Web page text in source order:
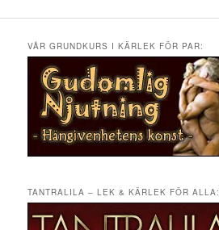
VÅR GRUNDKURS I KÄRLEK FÖR PAR:
TANTRALILA – LEK & KÄRLEK FÖR ALLA: